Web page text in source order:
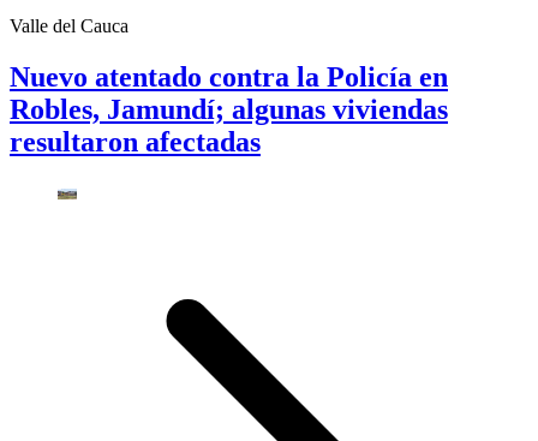
Valle del Cauca
Nuevo atentado contra la Policía en
Robles, Jamundí; algunas viviendas
resultaron afectadas